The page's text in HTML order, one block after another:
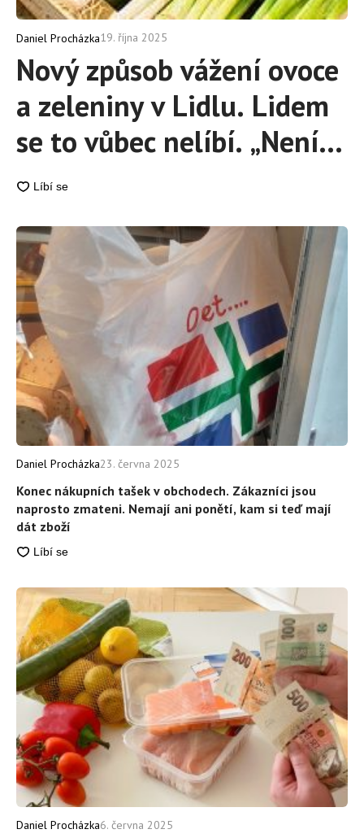
Daniel Procházka19. října 2025
Nový způsob vážení ovoce
a zeleniny v Lidlu. Lidem
se to vůbec nelíbí. „Není
to fér,“ stěžují si
Konec nákupních tašek v obchodech. Zákazníci jsou
naprosto zmateni. Nemají ani ponětí, kam si teď mají
dát zboží
Daniel Procházka23. června 2025
Daniel Procházka6. června 2025